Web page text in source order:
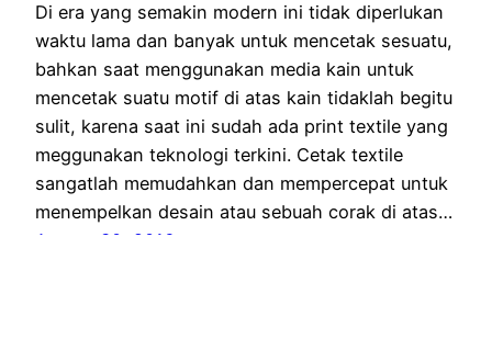
Di era yang semakin modern ini tidak diperlukan
waktu lama dan banyak untuk mencetak sesuatu,
bahkan saat menggunakan media kain untuk
mencetak suatu motif di atas kain tidaklah begitu
sulit, karena saat ini sudah ada print textile yang
meggunakan teknologi terkini. Cetak textile
sangatlah memudahkan dan mempercepat untuk
menempelkan desain atau sebuah corak di atas…
August 30, 2016